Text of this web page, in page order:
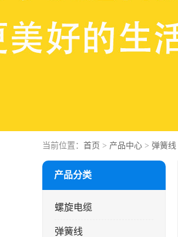
当前位置： 首页 > 产品中心 > 弹簧线
产品分类
螺旋电缆
弹簧线